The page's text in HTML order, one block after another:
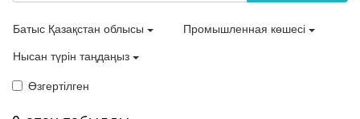
Батыс Қазақстан облысы
Промышленная көшесі
Нысан түрін таңдаңыз
Өзгертілген